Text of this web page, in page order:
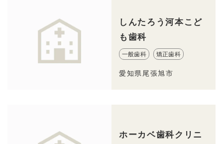
しんたろう河本こど
も歯科
一般歯科 矯正歯科
愛知県尾張旭市
ホーカベ歯科クリニ